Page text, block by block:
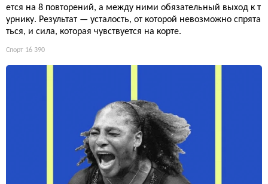
ется на 8 повторений, а между ними обязательный выход к т
урнику. Результат — усталость, от которой невозможно спрята
ться, и сила, которая чувствуется на корте.
Спорт 16 390